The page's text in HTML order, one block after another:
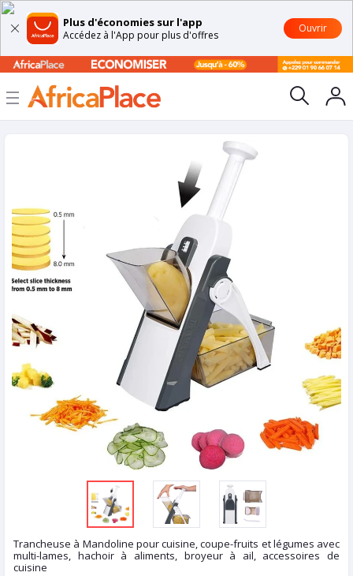
Plus d'économies sur l'app
Accédez à l'App pour plus d'offres
Ouvrir
Trancheuse à Mandoline pour cuisine, coupe-fruits et légumes avec
multi-lames, hachoir à aliments, broyeur à ail, accessoires de
cuisine